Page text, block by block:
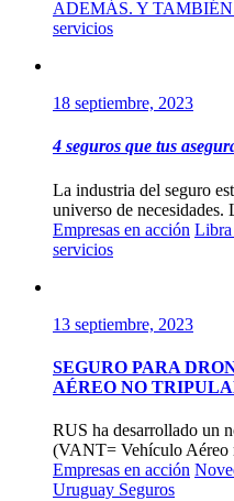
ADEMÁS. Y
servicios
18 septiembre, 2023
4 seguros que tus
La industria del seguro
universo de necesidades.
Empresas en acción Libra
servicios
13 septiembre, 2023
SEGURO PARA
AÉREO NO
RUS ha desarrollado un
(VANT= Vehículo Aéreo
Empresas en acción
Uruguay Seguros